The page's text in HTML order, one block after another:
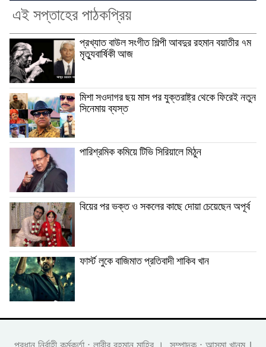
এই সপ্তাহের পাঠকপ্রিয়
প্রখ্যাত বাউল সংগীত শিল্পী আবদুর রহমান বয়াতীর ৭ম
মৃত্যুবার্ষিকী আজ
মিশা সওদাগর ছয় মাস পর যুক্তরাষ্ট্র থেকে ফিরেই নতুন
সিনেমায় ব্যস্ত
পারিশ্রমিক কমিয়ে টিভি সিরিয়ালে মিঠুন
বিয়ের পর ভক্ত ও সকলের কাছে দোয়া চেয়েছেন অপূর্ব
ফার্স্ট লুকে বাজিমাত প্রতিবাদী শাকিব খান